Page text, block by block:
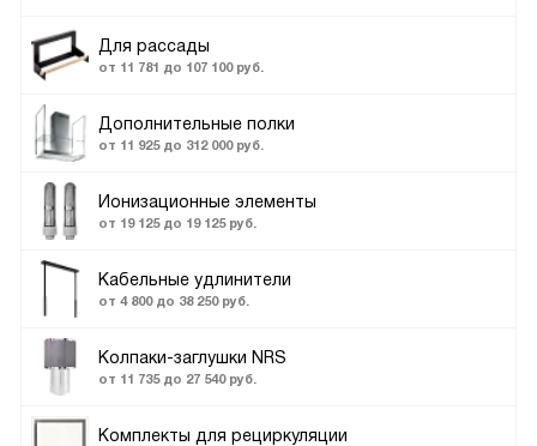
Для рассады
от 11 781 до 107 100 руб.
Дополнительные полки
от 11 925 до 312 000 руб.
Ионизационные элементы
от 19 125 до 19 125 руб.
Кабельные удлинители
от 4 800 до 38 250 руб.
Колпаки-заглушки NRS
от 11 735 до 27 540 руб.
Комплекты для рециркуляции